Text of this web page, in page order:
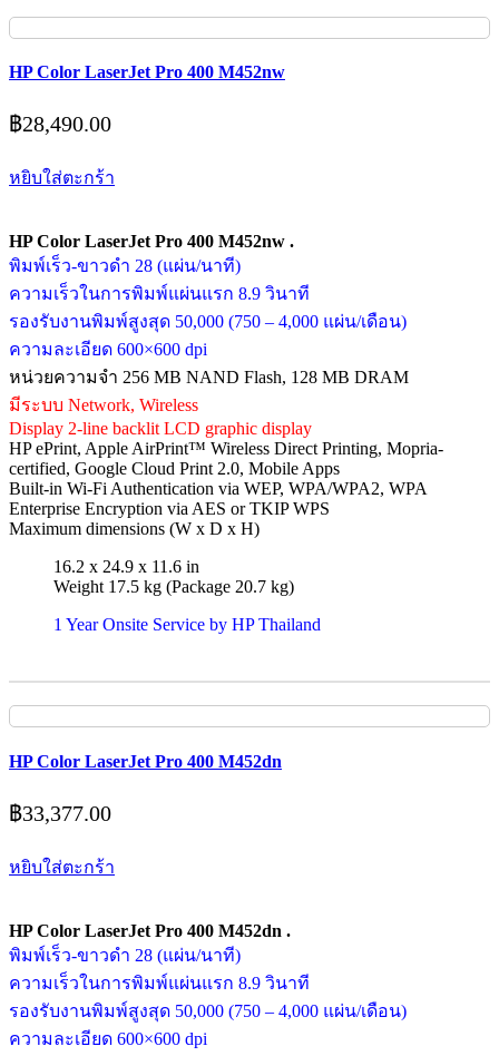
HP Color LaserJet Pro 400 M452nw
฿28,490.00
หยิบใส่ตะกร้า
HP Color LaserJet Pro 400 M452nw .
พิมพ์เร็ว-ขาวดำ 28 (แผ่น/นาที)
ความเร็วในการพิมพ์แผ่นแรก 8.9 วินาที
รองรับงานพิมพ์สูงสุด 50,000 (750 – 4,000 แผ่น/เดือน)
ความละเอียด 600×600 dpi
หน่วยความจำ 256 MB NAND Flash, 128 MB DRAM
มีระบบ Network, Wireless
Display 2-line backlit LCD graphic display
HP ePrint, Apple AirPrint™ Wireless Direct Printing, Mopria-
certified, Google Cloud Print 2.0, Mobile Apps
Built-in Wi-Fi Authentication via WEP, WPA/WPA2, WPA
Enterprise Encryption via AES or TKIP WPS
Maximum dimensions (W x D x H)
16.2 x 24.9 x 11.6 in
Weight 17.5 kg (Package 20.7 kg)
1 Year Onsite Service by HP Thailand
HP Color LaserJet Pro 400 M452dn
฿33,377.00
หยิบใส่ตะกร้า
HP Color LaserJet Pro 400 M452dn .
พิมพ์เร็ว-ขาวดำ 28 (แผ่น/นาที)
ความเร็วในการพิมพ์แผ่นแรก 8.9 วินาที
รองรับงานพิมพ์สูงสุด 50,000 (750 – 4,000 แผ่น/เดือน)
ความละเอียด 600×600 dpi